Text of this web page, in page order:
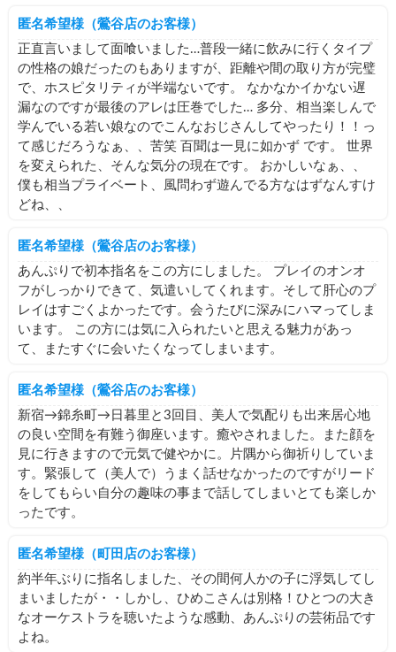
匿名希望様（鶯谷店のお客様）
正直言いまして面喰いました…普段一緒に飲みに行くタイプ
の性格の娘だったのもありますが、距離や間の取り方が完璧
で、ホスピタリティが半端ないです。 なかなかイかない遅
漏なのですが最後のアレは圧巻でした… 多分、相当楽しんで
学んでいる若い娘なのでこんなおじさんしてやったり！！っ
て感じだろうなぁ、、苦笑 百聞は一見に如かず です。 世界
を変えられた、そんな気分の現在です。 おかしいなぁ、、
僕も相当プライベート、風問わず遊んでる方なはずなんすけ
どね、、
匿名希望様（鶯谷店のお客様）
あんぷりで初本指名をこの方にしました。 プレイのオンオ
フがしっかりできて、気遣いしてくれます。そして肝心のプ
レイはすごくよかったです。会うたびに深みにハマってしま
います。 この方には気に入られたいと思える魅力があっ
て、またすぐに会いたくなってしまいます。
匿名希望様（鶯谷店のお客様）
新宿→錦糸町→日暮里と3回目、美人で気配りも出来居心地
の良い空間を有難う御座います。癒やされました。また顔を
見に行きますので元気で健やかに。片隅から御祈りしていま
す。緊張して（美人で）うまく話せなかったのですがリード
をしてもらい自分の趣味の事まで話してしまいとても楽しか
ったです。
匿名希望様（町田店のお客様）
約半年ぶりに指名しました、その間何人かの子に浮気してし
まいましたが・・しかし、ひめこさんは別格！ひとつの大き
なオーケストラを聴いたような感動、あんぷりの芸術品です
よね。